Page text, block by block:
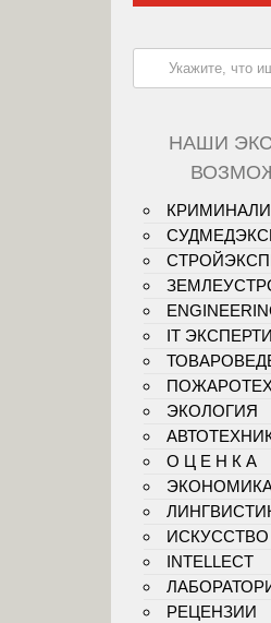
НАШИ
IT
ЭКОЛОГИЯ
О Ц Е Н К А
ИСКУССТВО
INTELLECT
РЕЦЕНЗИИ